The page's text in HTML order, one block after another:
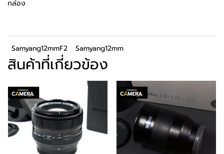
กล่อง
Samyang12mmF2 Samyang12mm
สินค้าที่เกี่ยวข้อง